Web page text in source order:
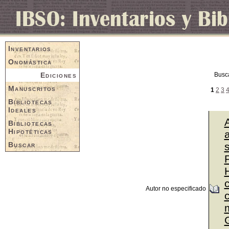
Inventarios
Onomástica
Ediciones
Manuscritos
Bibliotecas
Ideales
Bibliotecas
Hipotéticas
Buscar
1 2 3 4
Autor no especificado